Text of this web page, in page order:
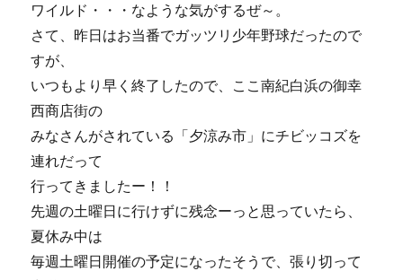
ア
ム
ー
に
ワイルド・・・なような気がするぜ～。
さて、昨日はお当番でガッツリ少年野球だったので
すが、
いつもより早く終了したので、ここ南紀白浜の御幸
西商店街の
みなさんがされている「夕涼み市」にチビッコズを
連れだって
行ってきましたー！！
先週の土曜日に行けずに残念ーっと思っていたら、
夏休み中は
毎週土曜日開催の予定になったそうで、張り切って